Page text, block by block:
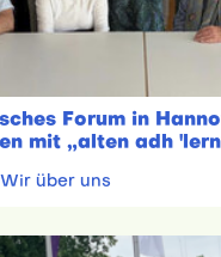
Forum in
mit „alten adh
Wir über uns